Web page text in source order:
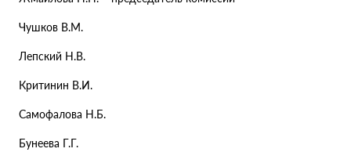
Чушков В.М.
Лепский Н.В.
Критинин В.И.
Самофалова Н.Б.
Бунеева Г.Г.